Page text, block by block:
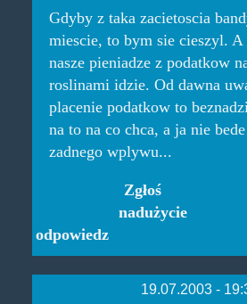
Gdyby z taka zacietoscia
miescie, to bym sie cieszyl.
nasze pieniadze z podatkow
roslinami idzie. Od dawna
placenie podatkow to
na to na co chca, a ja nie
zadnego wplywu...
odpowiedz
Zgłoś
nadużycie
19.07.2003 -